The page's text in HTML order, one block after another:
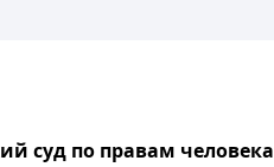
суд по правам